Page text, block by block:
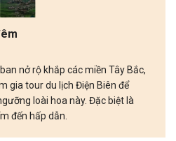
nở rộ khắp các miền Tây Bắc,
gia tour du lịch Điện Biên để
loài hoa này. Đặc biệt là
đến hấp dẫn.